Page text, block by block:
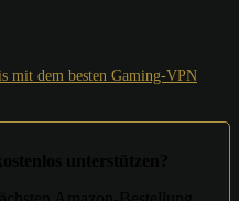
mit dem besten Gaming-VPN